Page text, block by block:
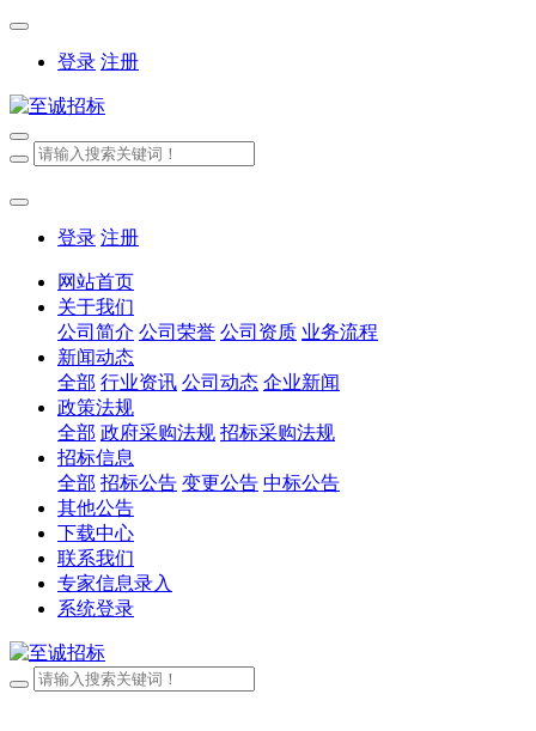
登录 注册
登录 注册
网站首页
关于我们
公司简介 公司荣誉 公司资质 业务流程
新闻动态
全部 行业资讯 公司动态 企业新闻
政策法规
全部 政府采购法规 招标采购法规
招标信息
全部 招标公告 变更公告 中标公告
其他公告
下载中心
联系我们
专家信息录入
系统登录